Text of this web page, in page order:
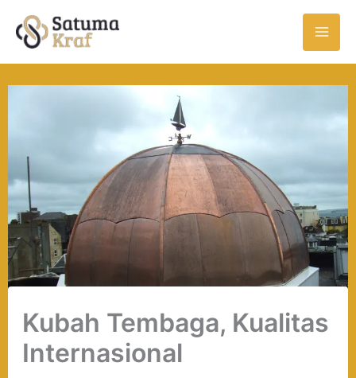
Kubah Tembaga, Kualitas
Internasional